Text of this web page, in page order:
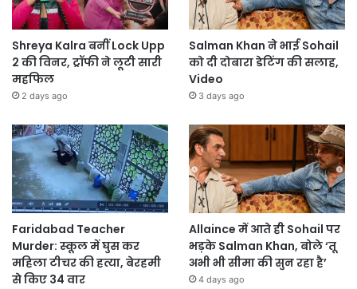
Shreya Kalra बनीं Lock Upp
2 की विनर, ट्रॉफी ने लूटी सारी
महफिल
2 days ago
Salman Khan ने भाई Sohail
को दी दोबारा डेटिंग की सलाह,
Video
3 days ago
Faridabad Teacher
Murder: स्कूल में घुस कर
महिला टीचर की हत्या, बेरहमी
से किए 34 वार
Allaince में आते ही Sohail पर
भड़के Salman Khan, बोले ‘तू
अभी भी सीमा की सुन रहा है’
4 days ago